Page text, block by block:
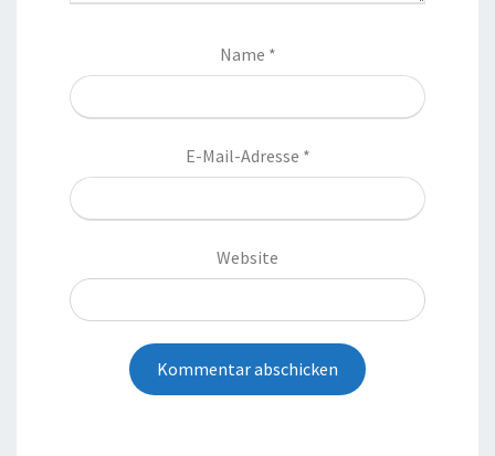
Name *
E-Mail-Adresse *
Website